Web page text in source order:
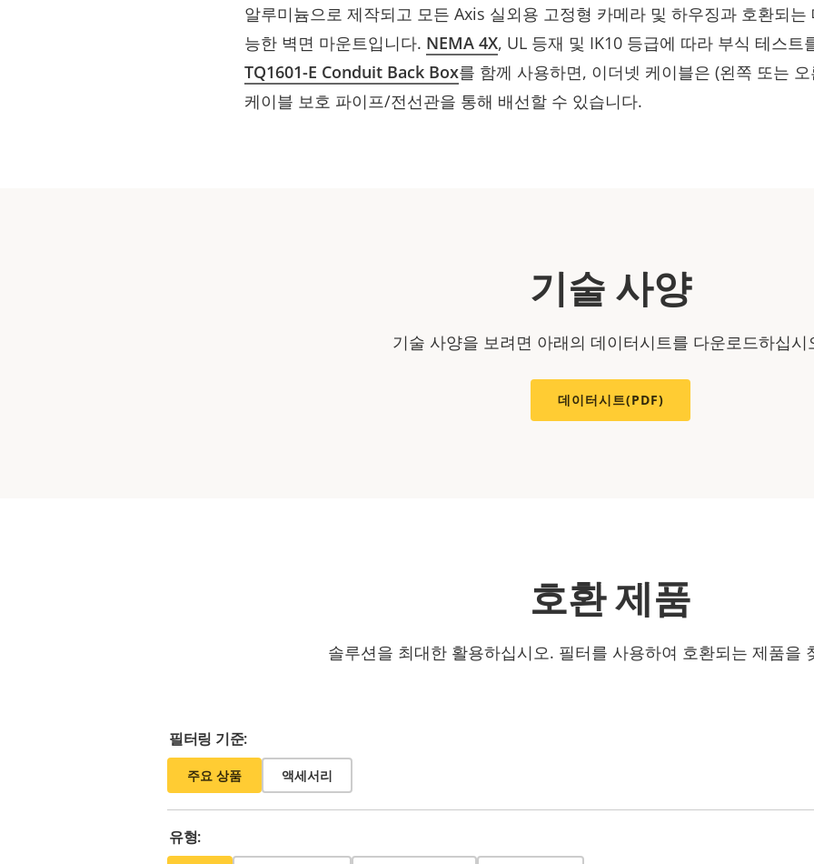
알루미늄으로 제작되고 모든 Axis 실외용 고정형 카메라 및 하우징과 호환되
능한 벽면 마운트입니다. NEMA 4X, UL 등재 및 IK10 등급에 따라 부식 테스트
TQ1601-E Conduit Back Box를 함께 사용하면, 이더넷 케이블은 (왼쪽 또는
케이블 보호 파이프/전선관을 통해 배선할 수 있습니다.
기술 사양
기술 사양을 보려면 아래의 데이터시트를 다운로드하십시
데이터시트(PDF)
호환 제품
솔루션을 최대한 활용하십시오. 필터를 사용하여 호환되는 제품을
필터링 기준:
주요 상품 액세서리
유형: